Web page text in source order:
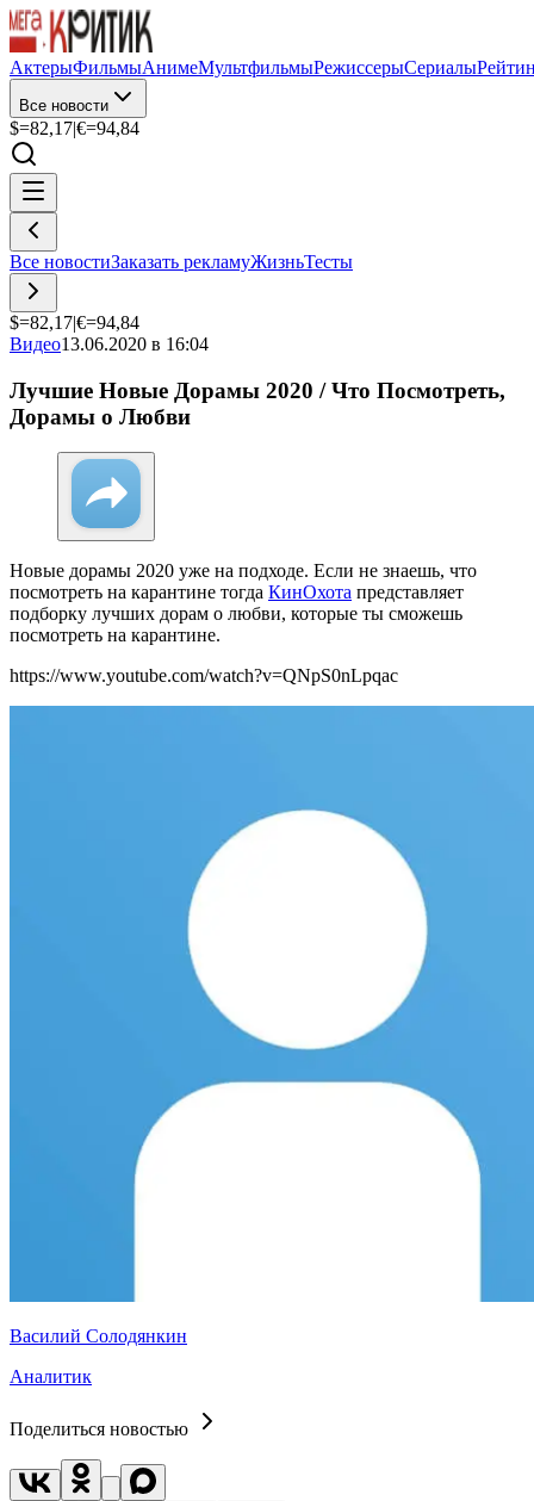
АктерыФильмыАнимеМультфильмыРежиссерыСериалы
Все новости
$=82,17|€=94,84
Все новостиЗаказать рекламуЖизньТесты
$=82,17|€=94,84
Видео13.06.2020 в 16:04
Лучшие Новые Дорамы 2020 / Что Посмотреть,
Дорамы о Любви
Новые дорамы 2020 уже на подходе. Если не знаешь, что
посмотреть на карантине тогда КинОхота представляет
подборку лучших дорам о любви, которые ты сможешь
посмотреть на карантине.
https://www.youtube.com/watch?v=QNpS0nLpqac
Василий Солодянкин
Аналитик
Поделиться новостью